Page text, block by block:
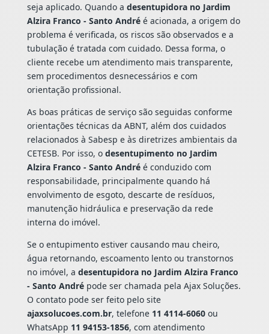
seja aplicado. Quando a desentupidora no Jardim
Alzira Franco - Santo Andréé acionada, a origem do
problema é verificada, os riscos são observados e a
tubulação é tratada com cuidado. Dessa forma, o
cliente recebe um atendimento mais transparente,
sem procedimentos desnecessários e com
orientação profissional.
As boas práticas de serviço são seguidas conforme
orientações técnicas da ABNT, além dos cuidados
relacionados à Sabesp e às diretrizes ambientais da
CETESB. Por isso, o desentupimento no Jardim
Alzira Franco - Santo Andréé conduzido com
responsabilidade, principalmente quando há
envolvimento de esgoto, descarte de resíduos,
manutenção hidráulica e preservação da rede
interna do imóvel.
Se o entupimento estiver causando mau cheiro,
água retornando, escoamento lento ou transtornos
no imóvel, a desentupidora no Jardim Alzira Franco
- Santo Andrépode ser chamada pela Ajax Soluções.
O contato pode ser feito pelo site
ajaxsolucoes.com.br, telefone 11 4114-6060ou
WhatsApp 11 94153-1856, com atendimento